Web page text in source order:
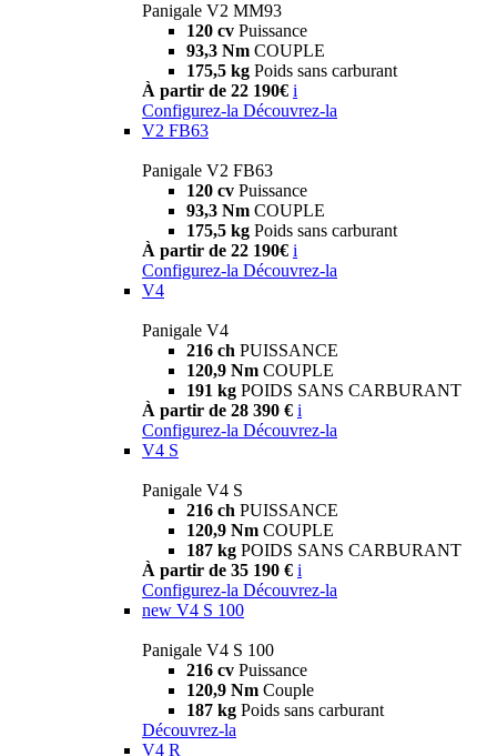
Panigale V2 MM93
120 cv Puissance
93,3 Nm COUPLE
175,5 kg Poids sans carburant
À partir de 22 190€ i
Configurez-la Découvrez-la
V2 FB63
Panigale V2 FB63
120 cv Puissance
93,3 Nm COUPLE
175,5 kg Poids sans carburant
À partir de 22 190€ i
Configurez-la Découvrez-la
V4
Panigale V4
216 ch PUISSANCE
120,9 Nm COUPLE
191 kg POIDS SANS CARBURANT
À partir de 28 390 € i
Configurez-la Découvrez-la
V4 S
Panigale V4 S
216 ch PUISSANCE
120,9 Nm COUPLE
187 kg POIDS SANS CARBURANT
À partir de 35 190 € i
Configurez-la Découvrez-la
new V4 S 100
Panigale V4 S 100
216 cv Puissance
120,9 Nm Couple
187 kg Poids sans carburant
Découvrez-la
V4 R